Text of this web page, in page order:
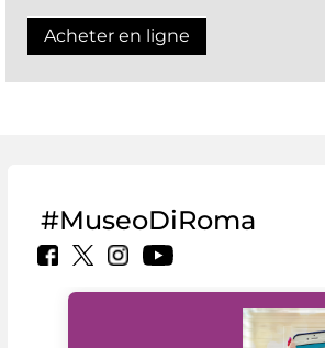
Acheter en ligne
#MuseoDiRoma